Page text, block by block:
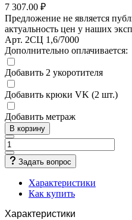
7 307.00 ₽
Предложение не является
актуальность цен у наших
Арт. 2СЦ 1,6/7000
Дополнительно оплачивается:
Добавить 2 укоротителя
Добавить крюки VK (2 шт.)
Добавить метраж
В корзину
Задать вопрос
Характеристики
Как купить
Характеристики